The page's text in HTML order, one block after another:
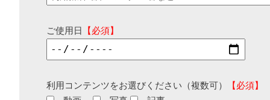
ご使用日 【必須】
利用コンテンツをお選びください（複数可）
【必須】